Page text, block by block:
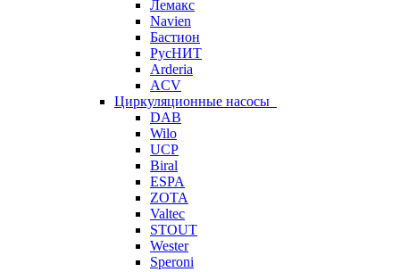
Лемакс
Navien
Бастион
РусНИТ
Arderia
ACV
Циркуляционные насосы
DAB
Wilo
UCP
Biral
ESPA
ZOTA
Valtec
STOUT
Wester
Speroni